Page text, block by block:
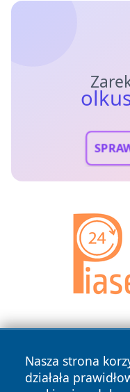
Nasza strona
działała